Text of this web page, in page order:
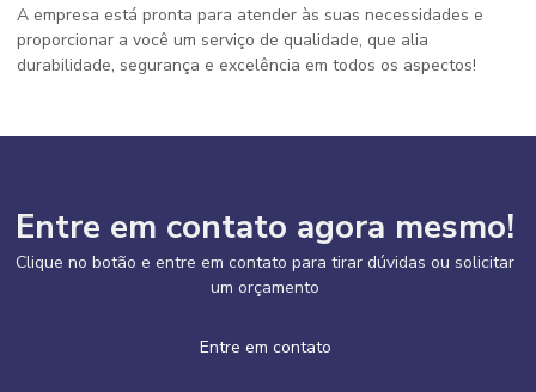
A empresa está pronta para atender às suas necessidades e
proporcionar a você um serviço de qualidade, que alia
durabilidade, segurança e excelência em todos os aspectos!
Entre em contato agora mesmo!
Clique no botão e entre em contato para tirar dúvidas ou solicitar
um orçamento
Entre em contato